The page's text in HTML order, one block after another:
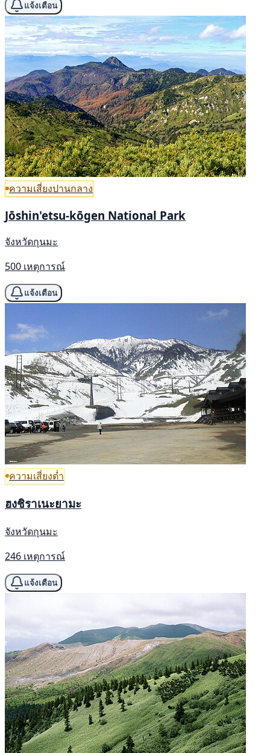
แจ้งเตือน
ความเสี่ยงปานกลาง
Jōshin'etsu-kōgen National Park
จังหวัดกุนมะ
500 เหตุการณ์
แจ้งเตือน
ความเสี่ยงต่ำ
ฮงชิราเนะยามะ
จังหวัดกุนมะ
246 เหตุการณ์
แจ้งเตือน